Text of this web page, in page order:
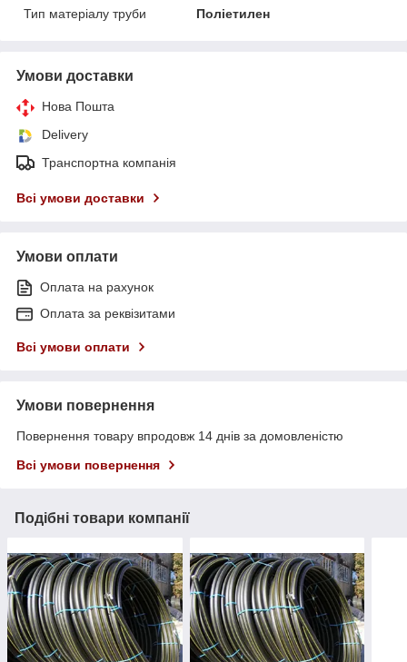
Тип матеріалу труби
Поліетилен
Умови доставки
Нова Пошта
Delivery
Транспортна компанія
Всі умови доставки
Умови оплати
Оплата на рахунок
Оплата за реквізитами
Всі умови оплати
Умови повернення
Повернення товару впродовж 14 днів за домовленістю
Всі умови повернення
Подібні товари компанії